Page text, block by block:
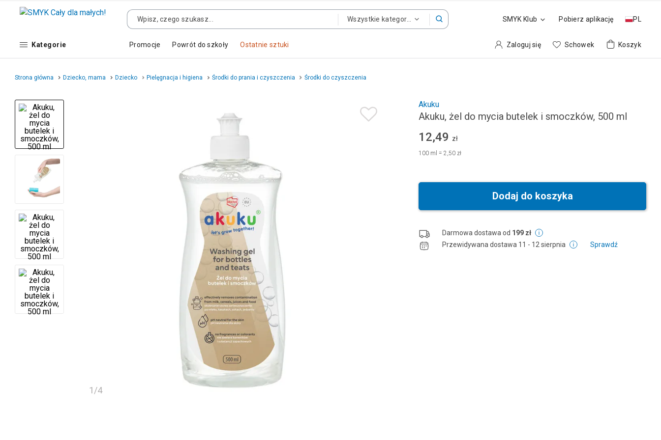
SMYK Klub Pobierz aplikację PL
Kategorie Promocje Powrót do szkoły Ostatnie sztuki Zaloguj się Schowek Koszyk
Strona główna Dziecko, mama Dziecko Pielęgnacja i higiena Środki do prania i czyszczenia Środki do czyszczenia
1/4
Akuku
Akuku, żel do mycia butelek i smoczków, 500 ml
12,49 zł
100 ml = 2,50 zł
Dodaj do koszyka
Darmowa dostawa od 199 zł
Przewidywana dostawa 11 - 12 sierpnia Sprawdź